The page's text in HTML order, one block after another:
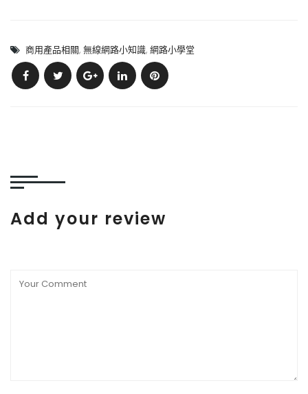
商用產品相關, 無線網路小知識, 網路小學堂
Add your review